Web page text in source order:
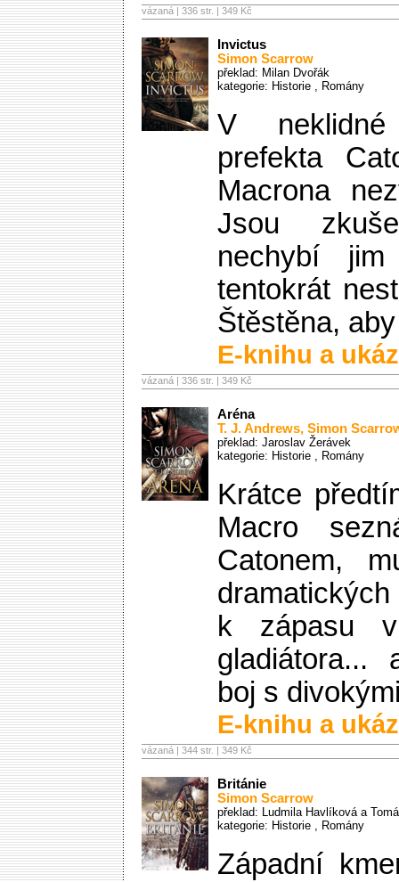
vázaná | 336 str. | 349 Kč
Invictus
Simon Scarrow
překlad: Milan Dvořák
kategorie: Historie , Romány
V
prefekta
Macrona
Jsou
nechybí
tentokrát
Štěstěna,
E-knihu a
vázaná | 336 str. | 349 Kč
Aréna
T. J. Andrews, Simon
překlad: Jaroslav Žerávek
kategorie: Historie , Romány
Krátce
Macro
Catonem,
k zápasu
gladiátora...
boj s
E-knihu a
vázaná | 344 str. | 349 Kč
Británie
Simon Scarrow
překlad: Ludmila Havlíková a
kategorie: Historie , Romány
Západní